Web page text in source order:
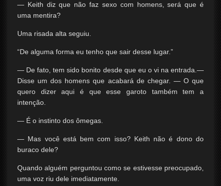
— Keith diz que não faz sexo com homens, será que é
uma mentira?
Uma risada alta seguiu.
“De alguma forma eu tenho que sair desse lugar.”
— De fato, tem sido bonito desde que eu o vi na entrada.—
Disse um dos homens que acabará de chegar. — O que
quero dizer aqui é que esse garoto também tem a
intenção.
— É o instinto dos ômegas.
— Mas você está bem com isso? Keith não é dono do
buraco dele?
Quando alguém perguntou como se estivesse preocupado,
uma voz riu dele imediatamente.